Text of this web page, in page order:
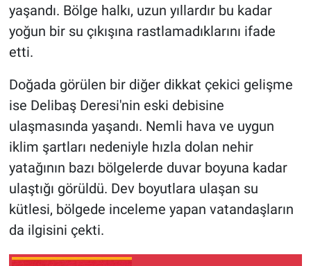
yaşandı. Bölge halkı, uzun yıllardır bu kadar
yoğun bir su çıkışına rastlamadıklarını ifade
etti.
Doğada görülen bir diğer dikkat çekici gelişme
ise Delibaş Deresi'nin eski debisine
ulaşmasında yaşandı. Nemli hava ve uygun
iklim şartları nedeniyle hızla dolan nehir
yatağının bazı bölgelerde duvar boyuna kadar
ulaştığı görüldü. Dev boyutlara ulaşan su
kütlesi, bölgede inceleme yapan vatandaşların
da ilgisini çekti.